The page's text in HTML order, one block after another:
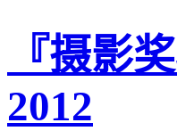
『摄影
2012